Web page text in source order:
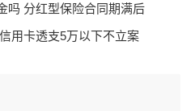
吗 分红型保险合同期满后
用卡透支5万以下不立案